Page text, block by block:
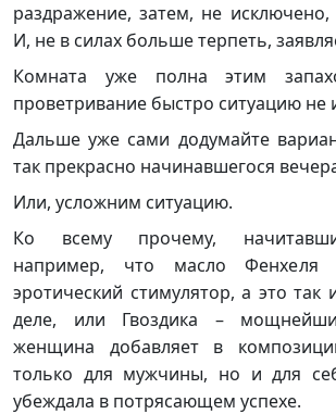
раздражение, затем, не
И, не в силах больше терпеть,
Комната уже полна этим
проветривание быстро ситуацию не
Дальше уже сами додумайте
так прекрасно начинавшегося
Или, усложним ситуацию.
Ко всему прочему,
например, что масло Фенхеля
эротический стимулятор, а это так
деле, или Гвоздика –
женщина добавляет в
только для мужчины, но и для
убеждала в потрясающем успехе.